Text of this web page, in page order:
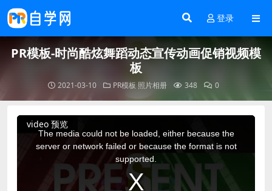
登录
PR模板-时尚酷炫舞蹈动态宣传动画促销视频模
板
2021-03-10 PR模板 照片相册 348 0
video 预览
This
The media could not be loaded, either because the
server or network failed or because the format is not
supported.